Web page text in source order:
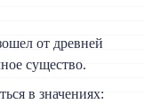
от древней
существо.
в значениях: